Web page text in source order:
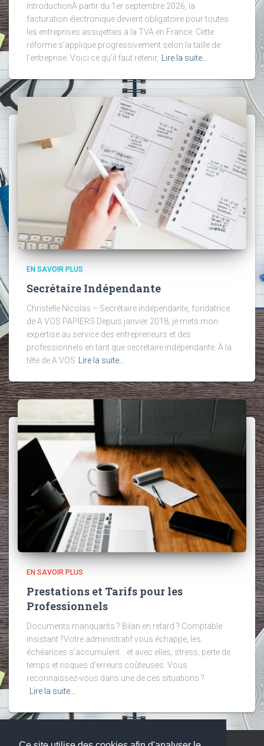
IntroductionÀ partir du 1er septembre 2026, la
facturation électronique devient obligatoire pour toutes
les entreprises assujetties à la TVA en France. Cette
réforme s’applique progressivement selon la taille de
l’entreprise. Voici ce qu’il faut retenir,
Lire la suite…
EN SAVOIR PLUS
Secrétaire Indépendante
Christelle Nicolas – Secrétaire indépendante, fondatrice
de A VOS PAPIERS Depuis janvier 2018, je mets mon
expertise au service des entrepreneurs et des
professionnels en tant que secrétaire indépendante. À la
tête de A VOS Lire la suite…
EN SAVOIR PLUS
Prestations et Tarifs pour les
Professionnels
Documents manquants ? Bilan en retard ? Comptable
insistant ?Votre administratif vous échappe, les
échéances s’accumulent… et avec elles, stress, perte de
temps et risques d’erreurs coûteuses. Vous
reconnaissez-vous dans une de ces situations ?
Lire la suite…